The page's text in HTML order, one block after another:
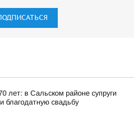
лет: в Сальском районе супруги
благодатную свадьбу